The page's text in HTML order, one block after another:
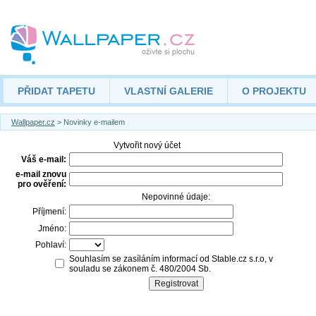
PŘIDAT TAPETU VLASTNÍ GALERIE O PROJEKTU
Wallpaper.cz > Novinky e-mailem